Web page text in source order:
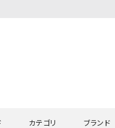
カテゴリ ブランド